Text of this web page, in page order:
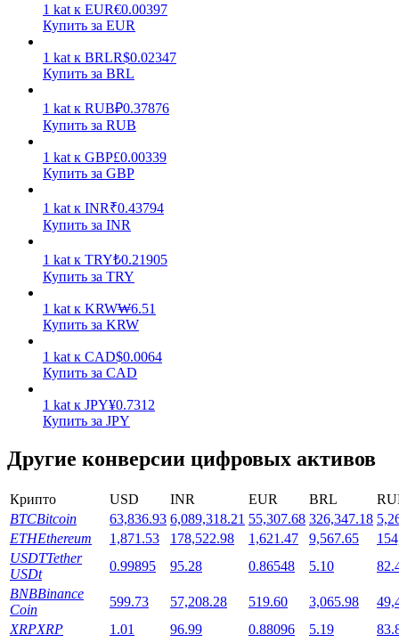
Силовая свинья
Стейкинг
Высокая прибыль и мгновенный доступ
1 kat к EUR€0.00397
Купить за EUR
1 kat к BRLR$0.02347
Купить за BRL
1 kat к RUB₽0.37876
Купить за RUB
1 kat к GBP£0.00339
Купить за GBP
1 kat к INR₹0.43794
Купить за INR
1 kat к TRY₺0.21905
Купить за TRY
1 kat к KRW₩6.51
Купить за KRW
1 kat к CAD$0.0064
Купить за CAD
1 kat к JPY¥0.7312
Купить за JPY
Другие конверсии цифровых активов
Крипто USD INR EUR BRL
BTCBitcoin 63,836.93 6,089,318.21 55,307.68 326,347.18
ETHEthereum 1,871.53 178,522.98 1,621.47 9,567.65
USDTTether
USDt
0.99895 95.28 0.86548 5.10
BNBBinance
Coin
599.73 57,208.28 519.60 3,065.98
XRPXRP 1.01 96.99 0.88096 5.19